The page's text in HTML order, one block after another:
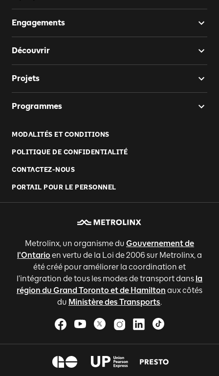
Engagements
Découvrir
Projets
Programmes
MODALITÉS ET CONDITIONS
POLITIQUE DE CONFIDENTIALITÉ
CONTACTEZ-NOUS
PORTAIL POUR LE PERSONNEL
Metrolinx, un organisme du Gouvernement de
l'Ontario en vertu de la Loi de 2006 sur Metrolinx, a
été créé pour améliorer la coordination et
l'intégration de tous les modes de transport dans la
région du Grand Toronto et de Hamilton aux côtés
du Ministère des Transports.